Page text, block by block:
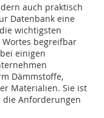
auch praktisch
Datenbank eine
wichtigsten
begreifbar
einigen
Dämmstoffe,
Materialien. Sie ist
die Anforderungen